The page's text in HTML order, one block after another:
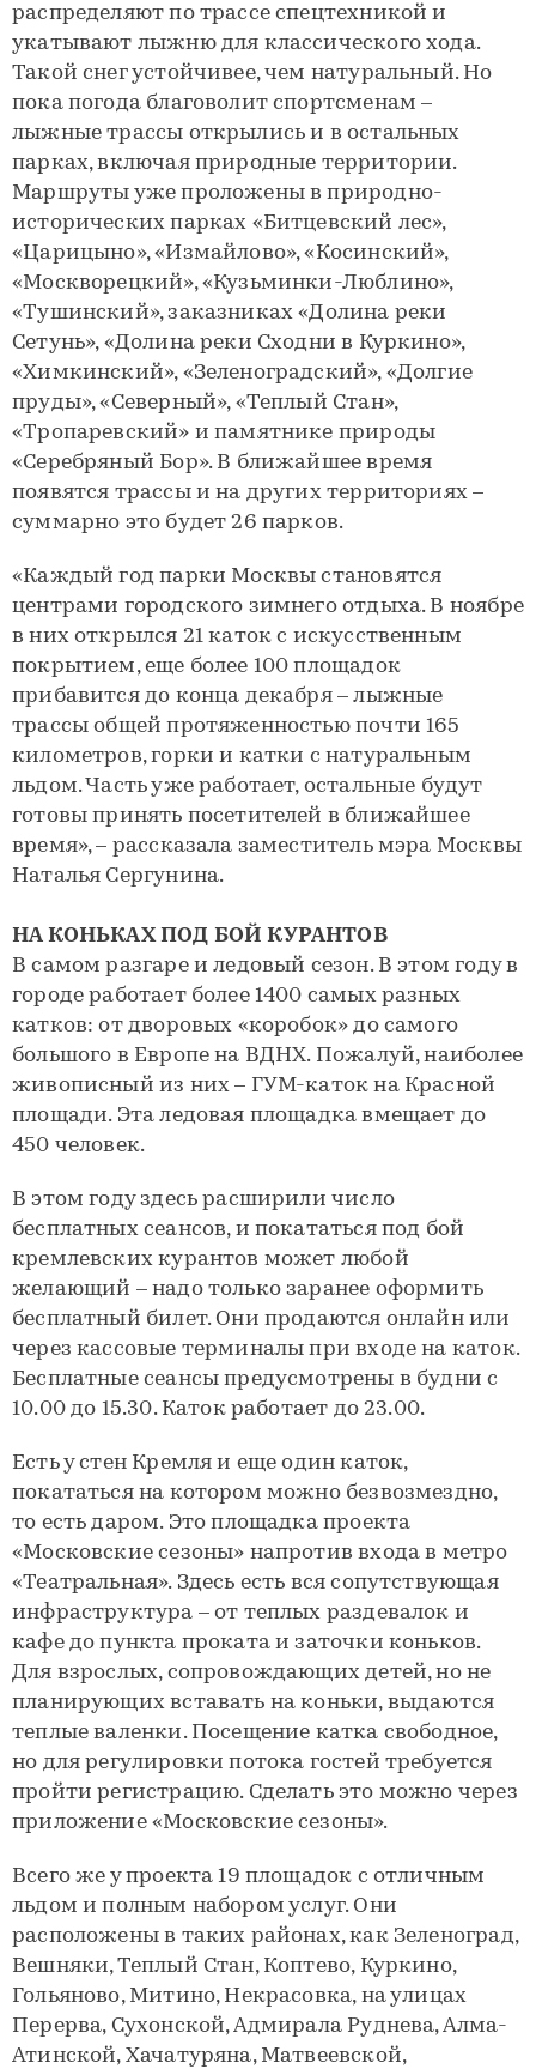
распределяют по трассе спецтехникой и
укатывают лыжню для классического хода.
Такой снег устойчивее, чем натуральный. Но
пока погода благоволит спортсменам –
лыжные трассы открылись и в остальных
парках, включая природные территории.
Маршруты уже проложены в природно-
исторических парках «Битцевский лес»,
«Царицыно», «Измайлово», «Косинский»,
«Москворецкий», «Кузьминки-Люблино»,
«Тушинский», заказниках «Долина реки
Сетунь», «Долина реки Сходни в Куркино»,
«Химкинский», «Зеленоградский», «Долгие
пруды», «Северный», «Теплый Стан»,
«Тропаревский» и памятнике природы
«Серебряный Бор». В ближайшее время
появятся трассы и на других территориях –
суммарно это будет 26 парков.
«Каждый год парки Москвы становятся
центрами городского зимнего отдыха. В ноябре
в них открылся 21 каток с искусственным
покрытием, еще более 100 площадок
прибавится до конца декабря – лыжные
трассы общей протяженностью почти 165
километров, горки и катки с натуральным
льдом. Часть уже работает, остальные будут
готовы принять посетителей в ближайшее
время», – рассказала заместитель мэра Москвы
Наталья Сергунина.
НА КОНЬКАХ ПОД БОЙ КУРАНТОВ
В самом разгаре и ледовый сезон. В этом году в
городе работает более 1400 самых разных
катков: от дворовых «коробок» до самого
большого в Европе на ВДНХ. Пожалуй, наиболее
живописный из них – ГУМ-каток на Красной
площади. Эта ледовая площадка вмещает до
450 человек.
В этом году здесь расширили число
бесплатных сеансов, и покататься под бой
кремлевских курантов может любой
желающий – надо только заранее оформить
бесплатный билет. Они продаются онлайн или
через кассовые терминалы при входе на каток.
Бесплатные сеансы предусмотрены в будни с
10.00 до 15.30. Каток работает до 23.00.
Есть у стен Кремля и еще один каток,
покататься на котором можно безвозмездно,
то есть даром. Это площадка проекта
«Московские сезоны» напротив входа в метро
«Театральная». Здесь есть вся сопутствующая
инфраструктура – от теплых раздевалок и
кафе до пункта проката и заточки коньков.
Для взрослых, сопровождающих детей, но не
планирующих вставать на коньки, выдаются
теплые валенки. Посещение катка свободное,
но для регулировки потока гостей требуется
пройти регистрацию. Сделать это можно через
приложение «Московские сезоны».
Всего же у проекта 19 площадок с отличным
льдом и полным набором услуг. Они
расположены в таких районах, как Зеленоград,
Вешняки, Теплый Стан, Коптево, Куркино,
Гольяново, Митино, Некрасовка, на улицах
Перерва, Сухонской, Адмирала Руднева, Алма-
Атинской, Хачатуряна, Матвеевской,